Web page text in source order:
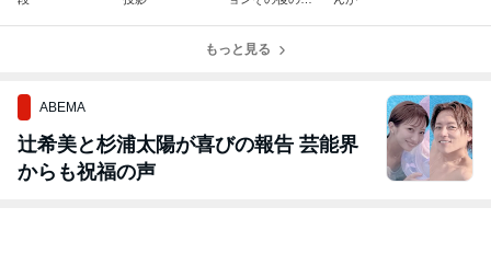
もっと見る
ABEMA
辻希美と杉浦太陽が喜びの報告 芸能界
からも祝福の声